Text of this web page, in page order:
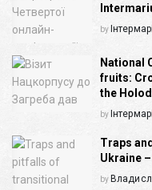
by
National
fruits:
the
by
Traps
Ukraine
by